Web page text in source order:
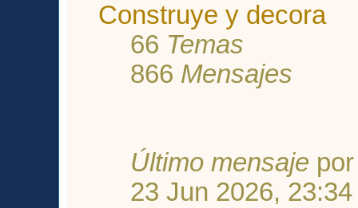
Construye y decora
66 Temas
866 Mensajes
Último mensaje
23 Jun 2026, 23:34